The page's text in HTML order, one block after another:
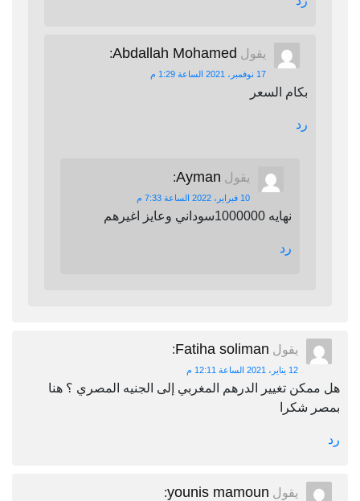
يقول Abdallah Mohamed
:
17 نوفمبر، 2021 الساعة 1:29 م
بكام السعر
رد
يقول Ayman
:
10 فبراير، 2022 الساعة 7:33 م
نهايه 1000000سوداني وعايز اغيرهم
رد
يقول Fatiha soliman
:
12 يناير، 2021 الساعة 12:11 م
هل ممكن تغيير الدرهم المغربي إلى الجنيه المصري ؟ هنا
بمصر شكرا
رد
يقول younis mamoun
: